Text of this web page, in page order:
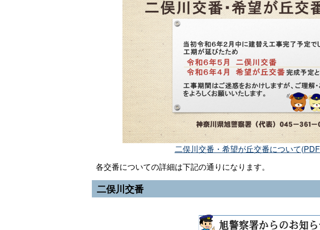
二俣川交番・希望が丘交番について
各交番についての詳細は下記の通りになります。
二俣川交番